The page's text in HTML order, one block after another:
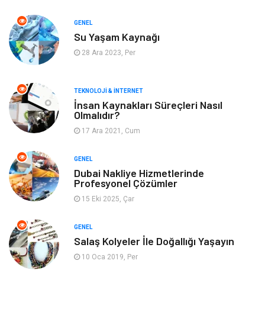
Yeme & İçme
Keyif & Hobi Organizasyon
Gayrimenkul Spor
Finans& Ekonomi Anne & Çocuk
Genel Kültür
Ev İşleri
Mobilya
Astroloji
GENEL
Su Yaşam Kaynağı
28 Ara 2023, Per
TEKNOLOJI & İNTERNET
İnsan Kaynakları Süreçleri Nasıl
Olmalıdır?
17 Ara 2021, Cum
GENEL
Dubai Nakliye Hizmetlerinde
Profesyonel Çözümler
15 Eki 2025, Çar
GENEL
Salaş Kolyeler İle Doğallığı Yaşayın
10 Oca 2019, Per